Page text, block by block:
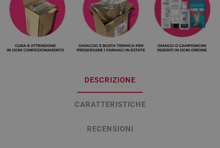
DESCRIZIONE
CARATTERISTICHE
RECENSIONI